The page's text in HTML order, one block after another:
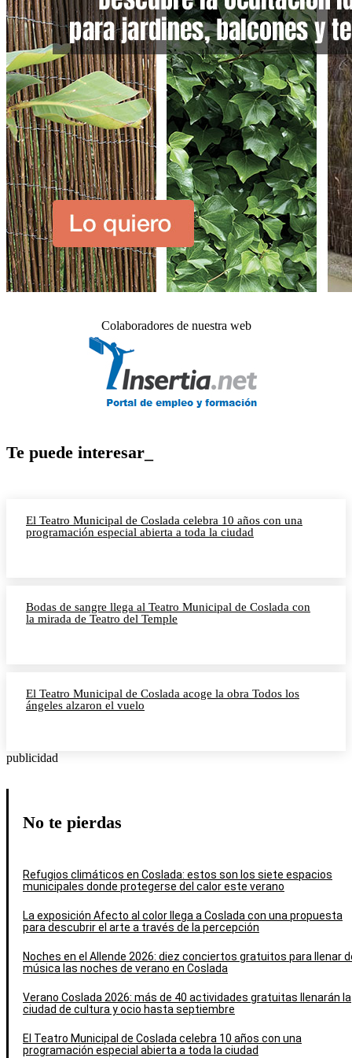
Colaboradores de nuestra web
Te puede interesar_
El Teatro Municipal de Coslada celebra 10 años con una
programación especial abierta a toda la ciudad
Bodas de sangre llega al Teatro Municipal de Coslada con
la mirada de Teatro del Temple
El Teatro Municipal de Coslada acoge la obra Todos los
ángeles alzaron el vuelo
publicidad
No te pierdas
Refugios climáticos en Coslada: estos son los siete espacios
municipales donde protegerse del calor este verano
La exposición Afecto al color llega a Coslada con una propuesta
para descubrir el arte a través de la percepción
Noches en el Allende 2026: diez conciertos gratuitos para llenar
música las noches de verano en Coslada
Verano Coslada 2026: más de 40 actividades gratuitas llenarán la
ciudad de cultura y ocio hasta septiembre
El Teatro Municipal de Coslada celebra 10 años con una
programación especial abierta a toda la ciudad